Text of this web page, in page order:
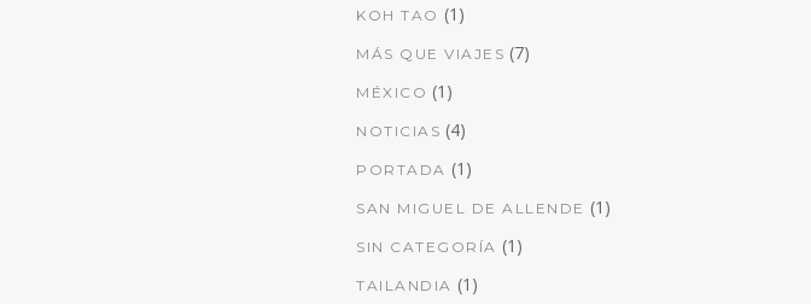
KOH TAO (1)
MÁS QUE VIAJES (7)
MÉXICO (1)
NOTICIAS (4)
PORTADA (1)
SAN MIGUEL DE ALLENDE (1)
SIN CATEGORÍA (1)
TAILANDIA (1)